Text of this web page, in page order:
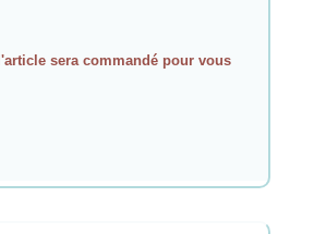
sera commandé pour vous